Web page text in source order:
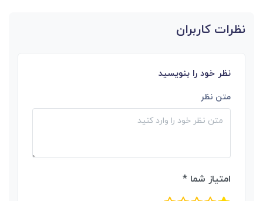
نظرات کاربران
نظر خود را بنویسید
متن نظر
امتیاز شما *